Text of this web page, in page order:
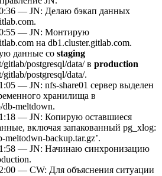
— JN: Делаю бэкап данных
— JN: Монтирую
на db1.cluster.gitlab.com.
данные со staging
gitlab/postgresql/data/ в production
gitlab/postgresql/data/.
— JN: nfs-share01 сервер выделен
хранилища в
db-meltdown.
— JN: Копирую оставшиеся
включая запакованный pg_xlog:
meltodwn-backup.tar.gz’.
— JN: Начинаю синхронизацию
— CW: Для объяснения ситуации